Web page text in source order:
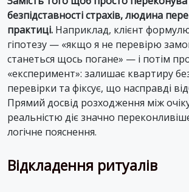
безпідставності страхів, людина
практиці. Наприклад, клієнт
гіпотезу — «якщо я не перевірю
станеться щось погане» — і потім
«експеримент»: залишає квартиру
перевірки та фіксує, що насправді
Прямий досвід розходження між
реальністю діє значно
логічне пояснення.
Відкладення ритуалів